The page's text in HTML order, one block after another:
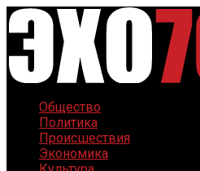
Общество
Политика
Происшествия
Экономика